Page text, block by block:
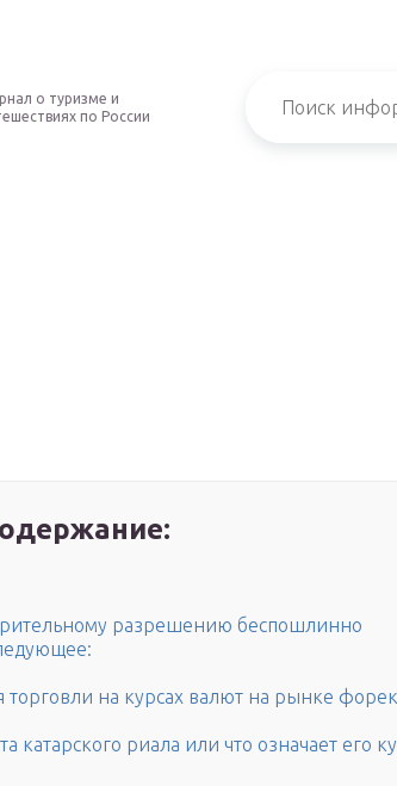
о туризме и
по России
разрешению беспошлинно
на курсах валют на рынке
катарского риала или что означает его